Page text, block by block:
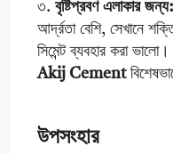
৩. বৃষ্টিপ্রবণ এলাকার জন্য:
আর্দ্রতা বেশি, সেখানে
সিমেন্ট ব্যবহার করা
Akij Cement
উপসংহার